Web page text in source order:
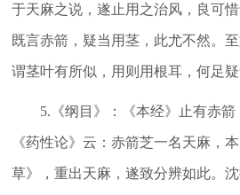
于天麻之说，遂止用之治风，良可
既言赤箭，疑当用茎，此尤不然。
谓茎叶有所似，用则用根耳，何足疑
5.《纲目》：《本经》止有赤箭
《药性论》云：赤箭芝一名天麻，
草》，重出天麻，遂致分辨如此。